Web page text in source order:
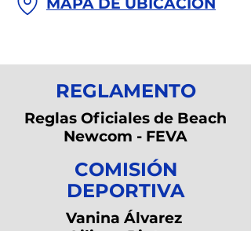
REGLAMENTO
Reglas Oficiales de Beach
Newcom - FEVA
COMISIÓN
DEPORTIVA
Vanina Álvarez